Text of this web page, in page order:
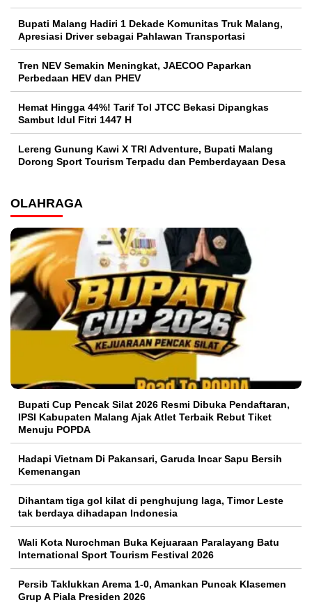
Bupati Malang Hadiri 1 Dekade Komunitas Truk Malang,
Apresiasi Driver sebagai Pahlawan Transportasi
Tren NEV Semakin Meningkat, JAECOO Paparkan
Perbedaan HEV dan PHEV
Hemat Hingga 44%! Tarif Tol JTCC Bekasi Dipangkas
Sambut Idul Fitri 1447 H
Lereng Gunung Kawi X TRI Adventure, Bupati Malang
Dorong Sport Tourism Terpadu dan Pemberdayaan Desa
OLAHRAGA
Bupati Cup Pencak Silat 2026 Resmi Dibuka Pendaftaran,
IPSI Kabupaten Malang Ajak Atlet Terbaik Rebut Tiket
Menuju POPDA
Hadapi Vietnam Di Pakansari, Garuda Incar Sapu Bersih
Kemenangan
Dihantam tiga gol kilat di penghujung laga, Timor Leste
tak berdaya dihadapan Indonesia
Wali Kota Nurochman Buka Kejuaraan Paralayang Batu
International Sport Tourism Festival 2026
Persib Taklukkan Arema 1-0, Amankan Puncak Klasemen
Grup A Piala Presiden 2026